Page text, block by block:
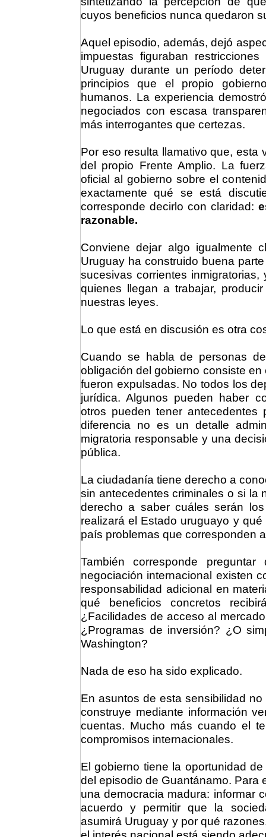
cuyos beneficios nunca quedaron
Aquel episodio, además, dejó
impuestas figuraban
Uruguay durante un período
principios que el propio
humanos. La experiencia
negociados con escasa
más interrogantes que certezas.
Por eso resulta llamativo que, esta
del propio Frente Amplio. La
oficial al gobierno sobre el
exactamente qué se está
corresponde decirlo con claridad:
razonable.
Conviene dejar algo igualmente
Uruguay ha construido buena
sucesivas corrientes
quienes llegan a trabajar,
nuestras leyes.
Lo que está en discusión es otra
Cuando se habla de personas
obligación del gobierno consiste
fueron expulsadas. No todos los
jurídica. Algunos pueden haber
otros pueden tener
diferencia no es un detalle
migratoria responsable y una
pública.
La ciudadanía tiene derecho a
sin antecedentes criminales o si la
derecho a saber cuáles serán
realizará el Estado uruguayo y
país problemas que corresponden
También corresponde
negociación internacional existen
responsabilidad adicional en
qué beneficios concretos
¿Facilidades de acceso al
¿Programas de inversión? ¿O
Washington?
Nada de eso ha sido explicado.
En asuntos de esta sensibilidad
construye mediante información
cuentas. Mucho más cuando el
compromisos internacionales.
El gobierno tiene la oportunidad
del episodio de Guantánamo. Para
una democracia madura: informar
acuerdo y permitir que la
asumirá Uruguay y por qué